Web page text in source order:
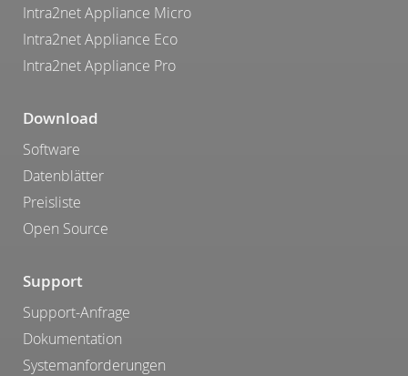
Intra2net Appliance Micro
Intra2net Appliance Eco
Intra2net Appliance Pro
Download
Software
Datenblätter
Preisliste
Open Source
Support
Support-Anfrage
Dokumentation
Systemanforderungen